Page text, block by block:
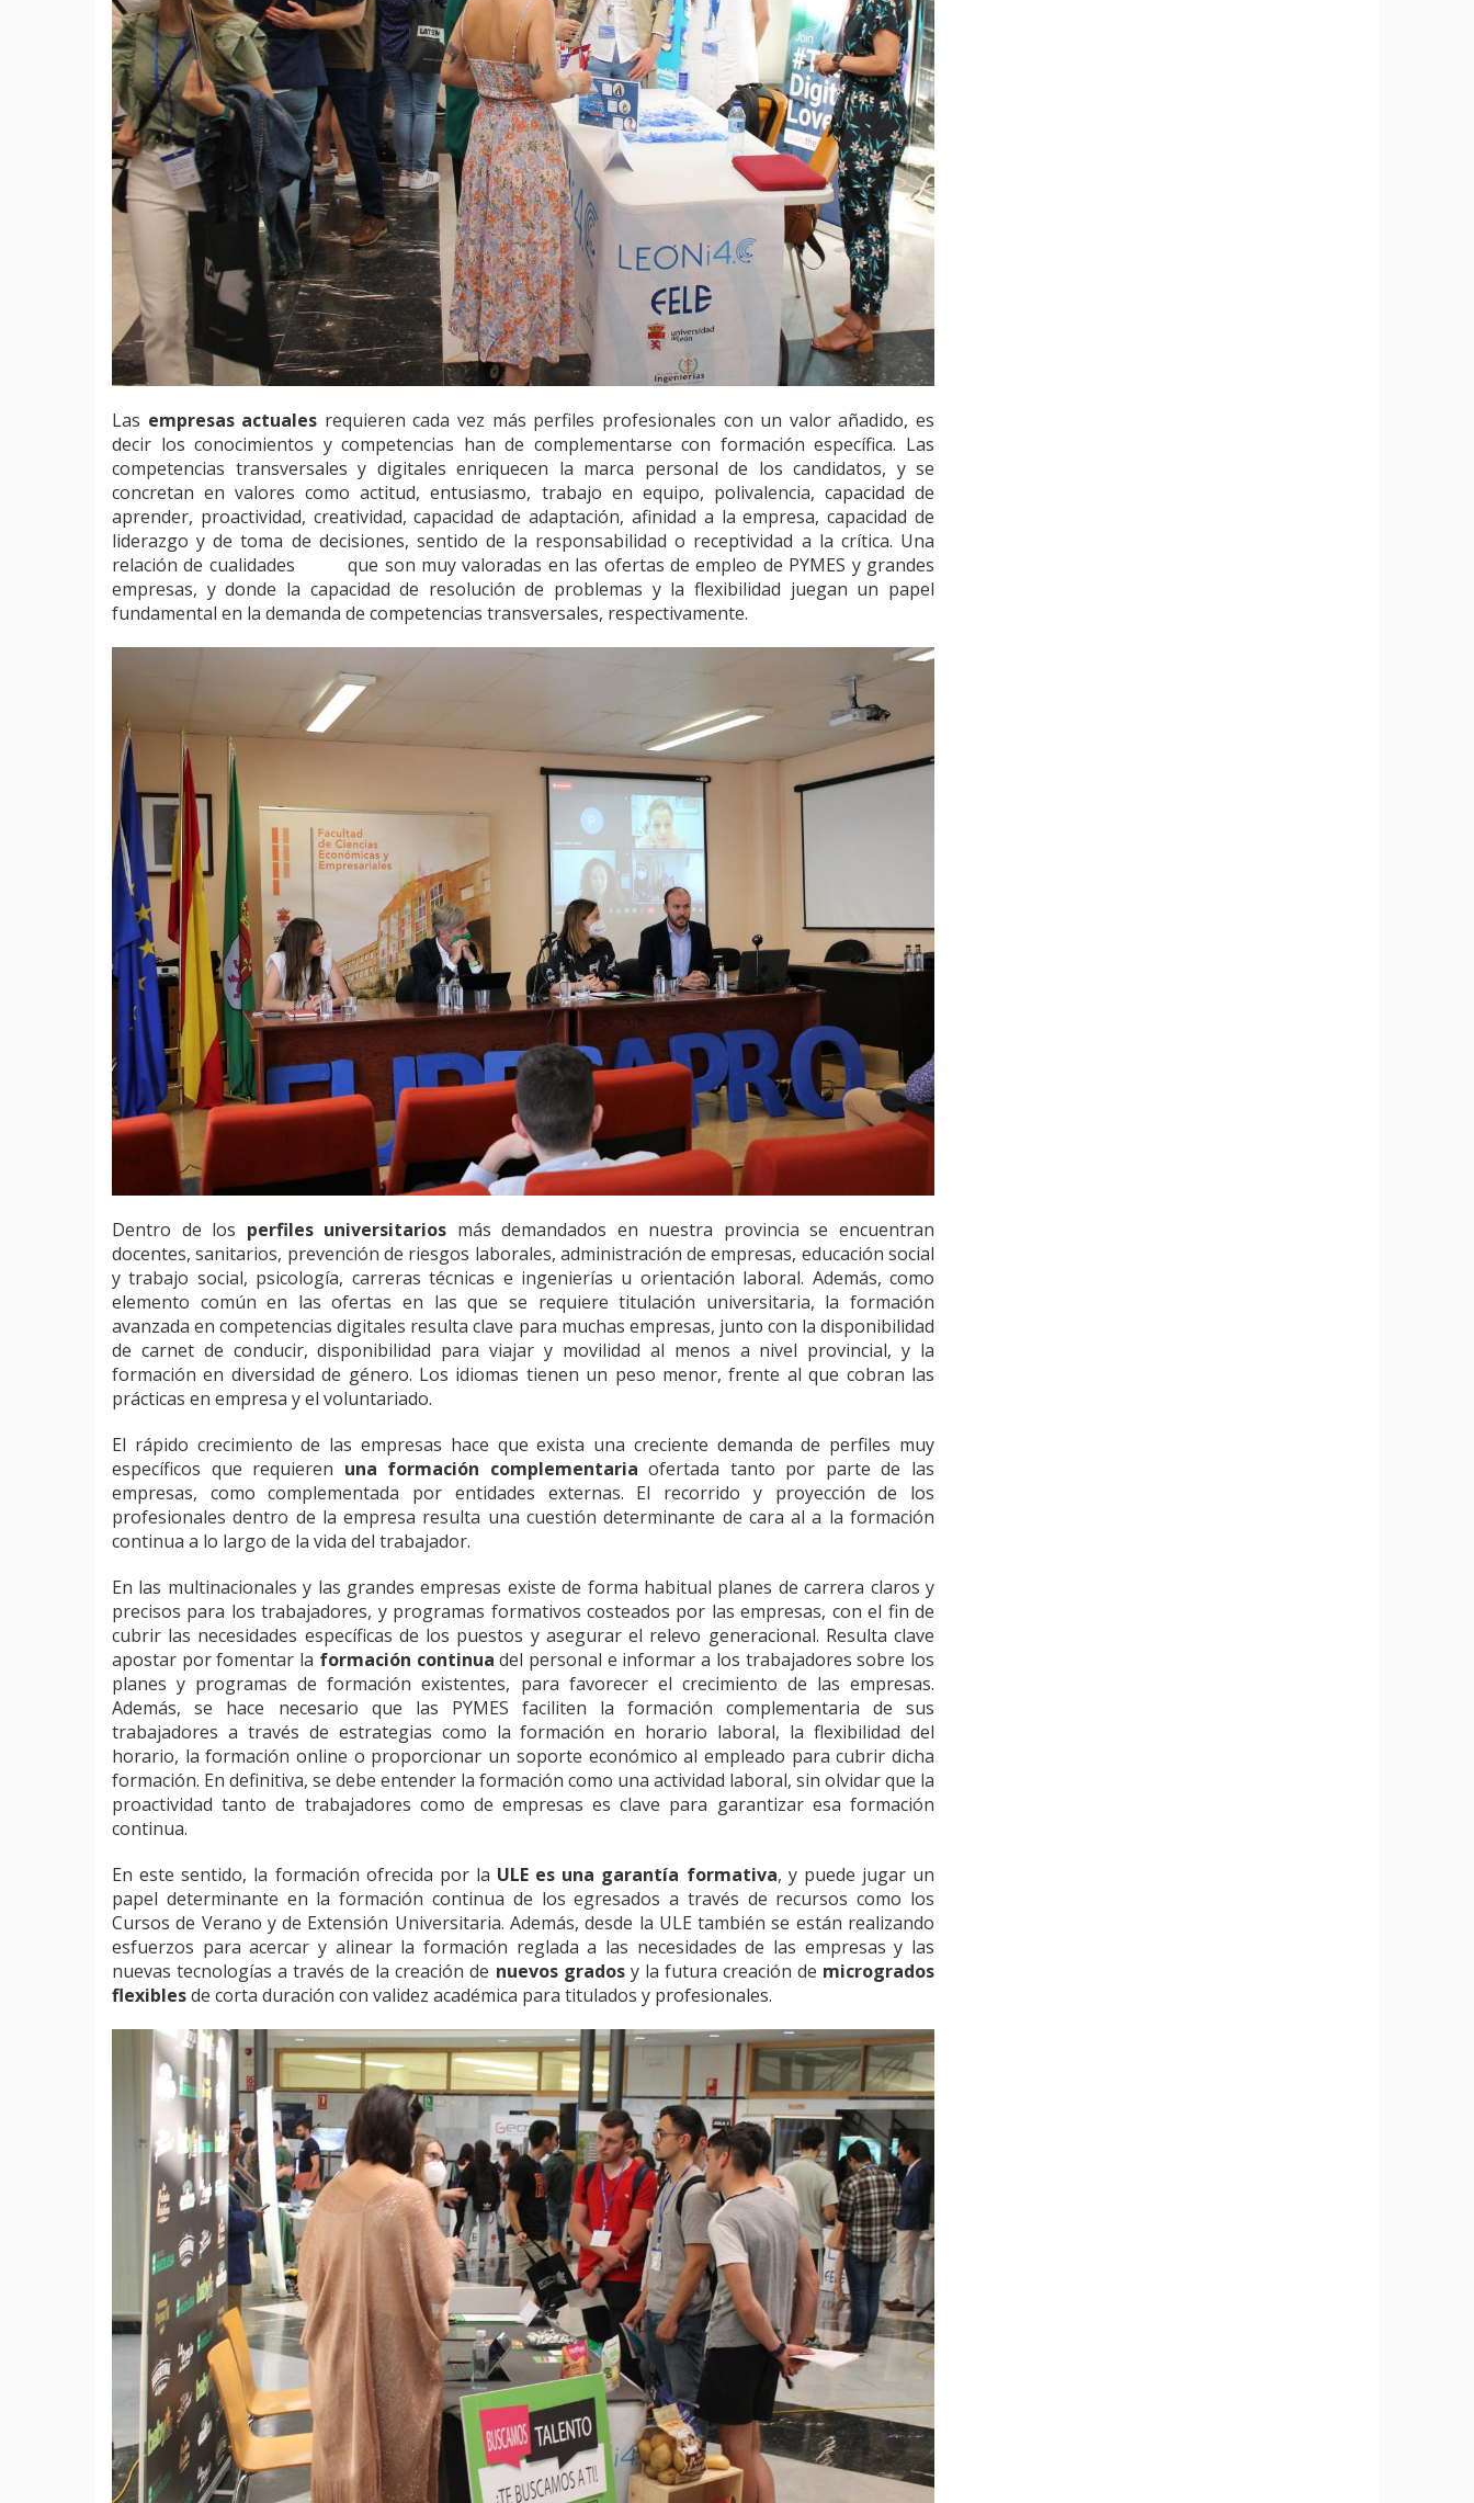
Las empresas actuales requieren cada vez más perfiles profesionales con un valor añadido, es
decir los conocimientos y competencias han de complementarse con formación específica. Las
competencias transversales y digitales enriquecen la marca personal de los candidatos, y se
concretan en valores como actitud, entusiasmo, trabajo en equipo, polivalencia, capacidad de
aprender, proactividad, creatividad, capacidad de adaptación, afinidad a la empresa, capacidad de
liderazgo y de toma de decisiones, sentido de la responsabilidad o receptividad a la crítica. Una
relación de cualidades que son muy valoradas en las ofertas de empleo de PYMES y grandes
empresas, y donde la capacidad de resolución de problemas y la flexibilidad juegan un papel
fundamental en la demanda de competencias transversales, respectivamente.
Dentro de los perfiles universitarios más demandados en nuestra provincia se encuentran
docentes, sanitarios, prevención de riesgos laborales, administración de empresas, educación social
y trabajo social, psicología, carreras técnicas e ingenierías u orientación laboral. Además, como
elemento común en las ofertas en las que se requiere titulación universitaria, la formación
avanzada en competencias digitales resulta clave para muchas empresas, junto con la disponibilidad
de carnet de conducir, disponibilidad para viajar y movilidad al menos a nivel provincial, y la
formación en diversidad de género. Los idiomas tienen un peso menor, frente al que cobran las
prácticas en empresa y el voluntariado.
El rápido crecimiento de las empresas hace que exista una creciente demanda de perfiles muy
específicos que requieren una formación complementaria ofertada tanto por parte de las
empresas, como complementada por entidades externas. El recorrido y proyección de los
profesionales dentro de la empresa resulta una cuestión determinante de cara al a la formación
continua a lo largo de la vida del trabajador.
En las multinacionales y las grandes empresas existe de forma habitual planes de carrera claros y
precisos para los trabajadores, y programas formativos costeados por las empresas, con el fin de
cubrir las necesidades específicas de los puestos y asegurar el relevo generacional. Resulta clave
apostar por fomentar la formación continuadel personal e informar a los trabajadores sobre los
planes y programas de formación existentes, para favorecer el crecimiento de las empresas.
Además, se hace necesario que las PYMES faciliten la formación complementaria de sus
trabajadores a través de estrategias como la formación en horario laboral, la flexibilidad del
horario, la formación online o proporcionar un soporte económico al empleado para cubrir dicha
formación. En definitiva, se debe entender la formación como una actividad laboral, sin olvidar que la
proactividad tanto de trabajadores como de empresas es clave para garantizar esa formación
continua.
En este sentido, la formación ofrecida por la ULE es una garantía formativa, y puede jugar un
papel determinante en la formación continua de los egresados a través de recursos como los
Cursos de Verano y de Extensión Universitaria. Además, desde la ULE también se están realizando
esfuerzos para acercar y alinear la formación reglada a las necesidades de las empresas y las
nuevas tecnologías a través de la creación de nuevos gradosy la futura creación de microgrados
flexiblesde corta duración con validez académica para titulados y profesionales.